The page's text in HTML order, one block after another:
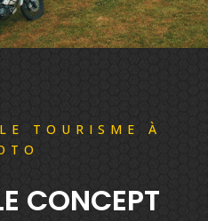
TOURISME À
CONCEPT